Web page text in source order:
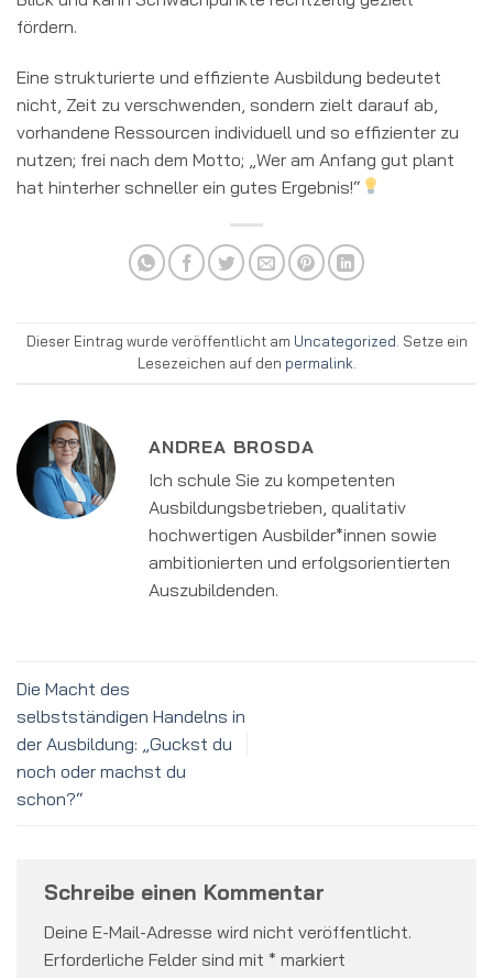
fördern.
Eine strukturierte und effiziente Ausbildung bedeutet
nicht, Zeit zu verschwenden, sondern zielt darauf ab,
vorhandene Ressourcen individuell und so effizienter zu
nutzen; frei nach dem Motto; „Wer am Anfang gut plant
hat hinterher schneller ein gutes Ergebnis!“
Dieser Eintrag wurde veröffentlicht am Uncategorized . Setze ein
Lesezeichen auf den permalink
ANDREA BROSDA
Ich schule Sie zu kompetenten
Ausbildungsbetrieben, qualitativ
hochwertigen Ausbilder*innen sowie
ambitionierten und erfolgsorientierten
Auszubildenden.
Die Macht des
selbstständigen Handelns in
der Ausbildung: „Guckst du
noch oder machst du
schon?“
Schreibe einen Kommentar
Deine E-Mail-Adresse wird nicht veröffentlicht.
Erforderliche Felder sind mit * markiert